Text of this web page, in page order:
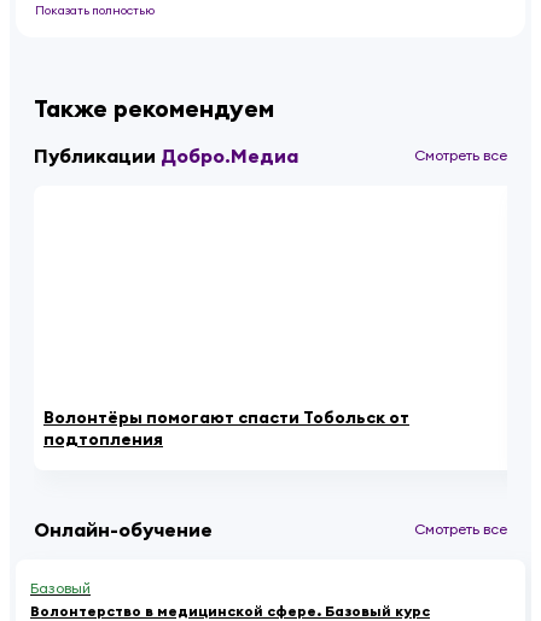
Показать полностью
Также рекомендуем
Публикации Добро.Медиа Смотреть все
Волонтёры помогают спасти Тобольск от
подтопления
Онлайн-обучение Смотреть все
Базовый
Волонтерство в медицинской сфере. Базовый курс